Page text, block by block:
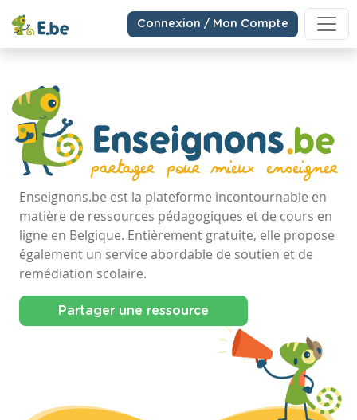
Connexion / Mon Compte
Enseignons.be est la plateforme incontournable en
matière de ressources pédagogiques et de cours en
ligne en Belgique. Entièrement gratuite, elle propose
également un service abordable de soutien et de
remédiation scolaire.
Partager une ressource